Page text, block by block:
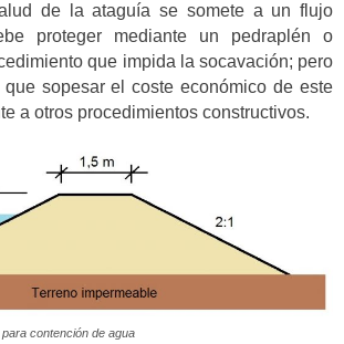
de la ataguía se somete a un flujo
proteger mediante un pedraplén o
que impida la socavación; pero
sopesar el coste económico de este
a otros procedimientos constructivos.
contención de agua